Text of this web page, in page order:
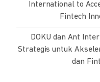
International to
Fintech
DOKU dan Ant
Strategis untuk
dan